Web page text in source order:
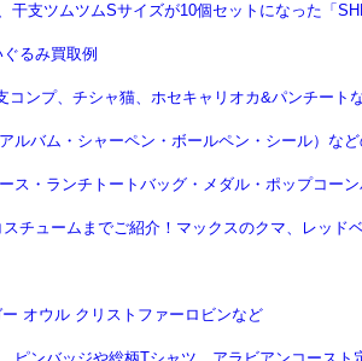
干支ツムツムSサイズが10個セットになった「
るみ買取例
ンプ、チシャ猫、ホセキャリオカ&パンチート
バム・シャーペン・ボールペン・シール）な
・ランチトートバッグ・メダル・ポップコーン
チュームまでご紹介！マックスのクマ、レッ
オウル クリストファーロビンなど